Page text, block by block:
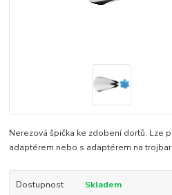
Nerezová špička ke zdobení dortů. Lze
adaptérem nebo s adaptérem na
Dostupnost Skladem